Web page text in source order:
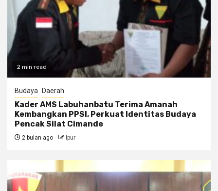
2 min read
Budaya Daerah
Kader AMS Labuhanbatu Terima Amanah
Kembangkan PPSI, Perkuat Identitas Budaya
Pencak Silat Cimande
2 bulan ago Ipur